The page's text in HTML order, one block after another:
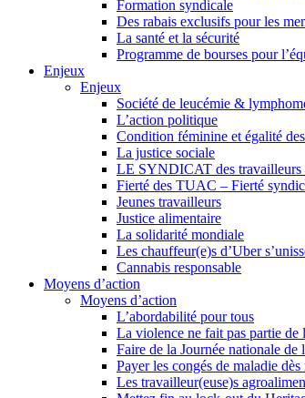
Formation syndicale
Des rabais exclusifs pour les
La santé et la sécurité
Programme de bourses pour
Enjeux
Enjeux
Société de leucémie &
L’action politique
Condition féminine et égalité
La justice sociale
LE SYNDICAT des travailleurs
Fierté des TUAC – Fierté
Jeunes travailleurs
Justice alimentaire
La solidarité mondiale
Les chauffeur(e)s d’Uber
Cannabis responsable
Moyens d’action
Moyens d’action
L’abordabilité pour tous
La violence ne fait pas partie de
Faire de la Journée nationale
Payer les congés de maladie
Les travailleur(euse)s